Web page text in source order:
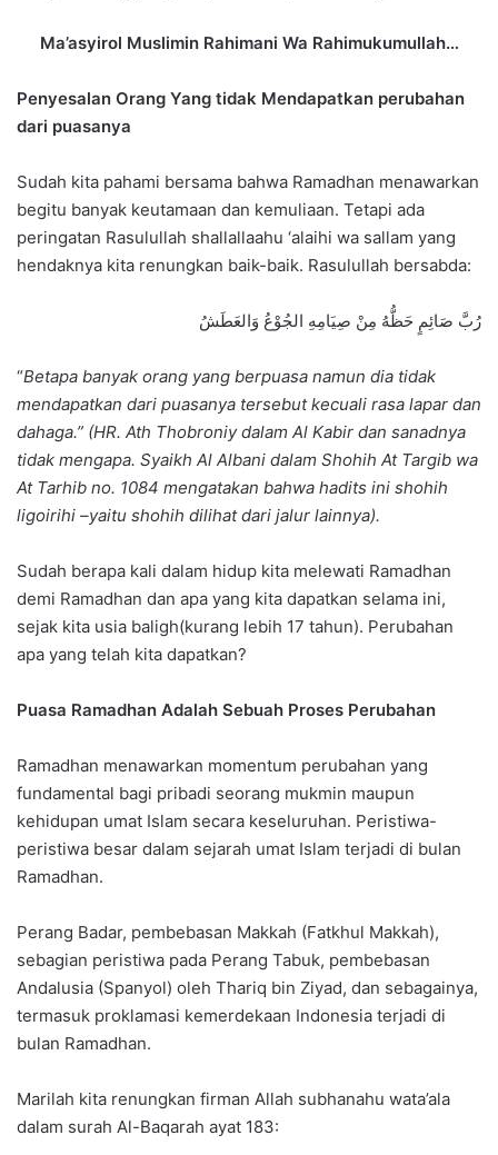
Ma’asyirol Muslimin Rahimani Wa Rahimukumullah…
Penyesalan Orang Yang tidak Mendapatkan perubahan
dari puasanya
Sudah kita pahami bersama bahwa Ramadhan menawarkan
begitu banyak keutamaan dan kemuliaan. Tetapi ada
peringatan Rasulullah shallallaahu ‘alaihi wa sallam yang
hendaknya kita renungkan baik-baik. Rasulullah bersabda:
رُبَّ صَائِمٍ حَظُّهُ مِنْ صِيَامِهِ الجُوْعُ وَالعَطَشُ
“Betapa banyak orang yang berpuasa namun dia tidak
mendapatkan dari puasanya tersebut kecuali rasa lapar dan
dahaga.” (HR. Ath Thobroniy dalam Al Kabir dan sanadnya
tidak mengapa. Syaikh Al Albani dalam Shohih At Targib wa
At Tarhib no. 1084 mengatakan bahwa hadits ini shohih
ligoirihi –yaitu shohih dilihat dari jalur lainnya).
Sudah berapa kali dalam hidup kita melewati Ramadhan
demi Ramadhan dan apa yang kita dapatkan selama ini,
sejak kita usia baligh(kurang lebih 17 tahun). Perubahan
apa yang telah kita dapatkan?
Puasa Ramadhan Adalah Sebuah Proses Perubahan
Ramadhan menawarkan momentum perubahan yang
fundamental bagi pribadi seorang mukmin maupun
kehidupan umat Islam secara keseluruhan. Peristiwa-
peristiwa besar dalam sejarah umat Islam terjadi di bulan
Ramadhan.
Perang Badar, pembebasan Makkah (Fatkhul Makkah),
sebagian peristiwa pada Perang Tabuk, pembebasan
Andalusia (Spanyol) oleh Thariq bin Ziyad, dan sebagainya,
termasuk proklamasi kemerdekaan Indonesia terjadi di
bulan Ramadhan.
Marilah kita renungkan firman Allah subhanahu wata’ala
dalam surah Al-Baqarah ayat 183: